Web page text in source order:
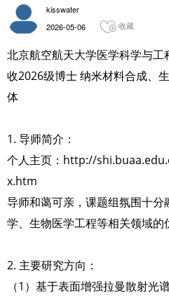
kisswater
2026-05-06 收藏
北京航空航天大学医学科学与
收2026级博士 纳米材料合成、
体
1. 导师简介：
个人主页：http://
x.htm
导师和蔼可亲，课题组氛围十
学、生物医学工程等相关领域的
2. 主要研究方向：
（1）基于表面增强拉曼散射光